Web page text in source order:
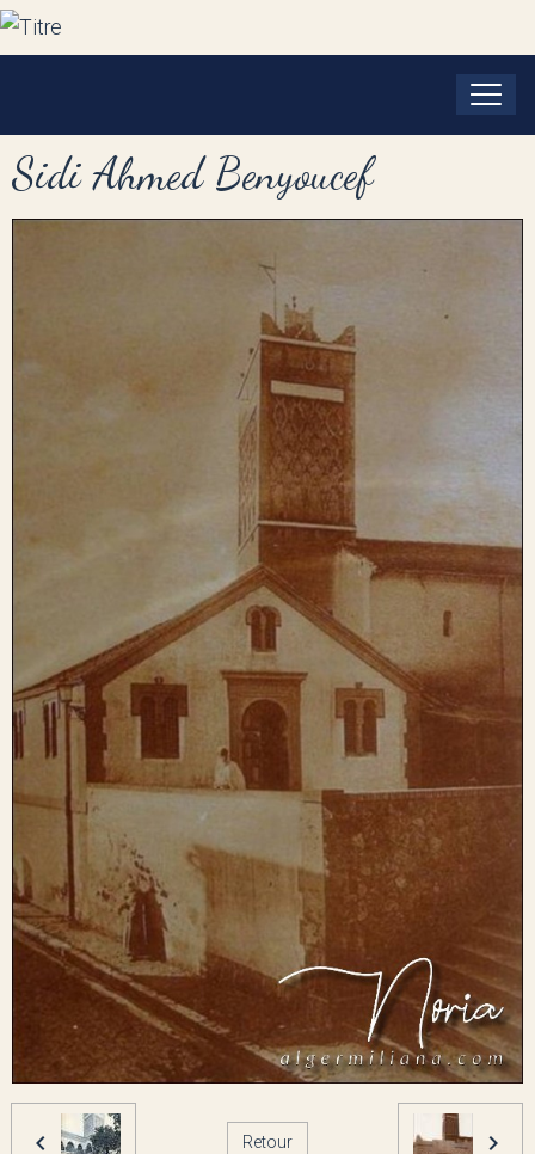
Sidi Ahmed Benyoucef
Retour